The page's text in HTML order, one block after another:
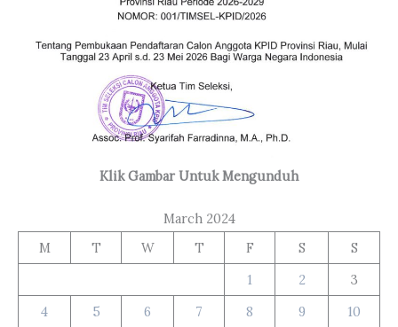
Klik Gambar Untuk Mengunduh
March 2024
M
T W T F S
S
1
2
3
4
5 6 7 8 9 10